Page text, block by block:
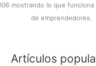
mostrando lo que
de emprendedores.
Artículos